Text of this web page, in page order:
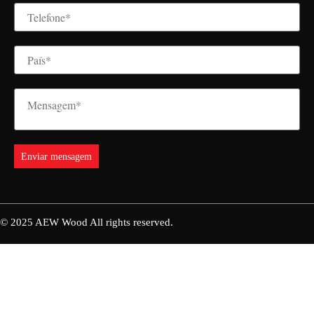
© 2025 AEW Wood All rights reserved.